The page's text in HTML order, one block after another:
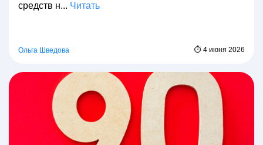
средств н... Читать
Ольга Шведова ⏱ 4 июня 2026